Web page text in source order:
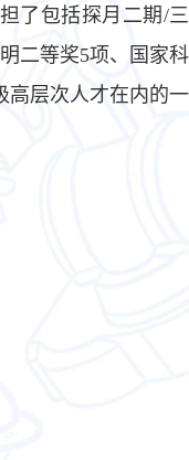
了包括探月二期/三
二等奖5项、国家科
高层次人才在内的一